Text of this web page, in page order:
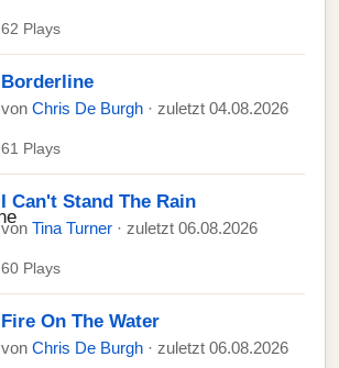
62 Plays
Borderline
von Chris De Burgh · zuletzt 04.08.2026
61 Plays
I Can't Stand The Rain
von Tina Turner · zuletzt 06.08.2026
60 Plays
Fire On The Water
von Chris De Burgh · zuletzt 06.08.2026